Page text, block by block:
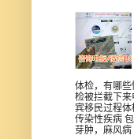
体检，有哪
检被拦截下
宾移民过程
传染性疾病
芽肿，麻风病